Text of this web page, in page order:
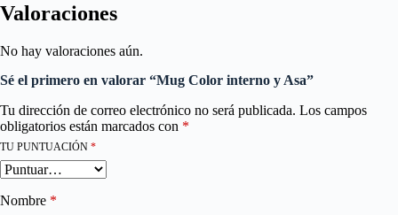
Valoraciones
No hay valoraciones aún.
Sé el primero en valorar “Mug Color interno y Asa”
Tu dirección de correo electrónico no será publicada. Los campos
obligatorios están marcados con *
TU PUNTUACIÓN *
Nombre *